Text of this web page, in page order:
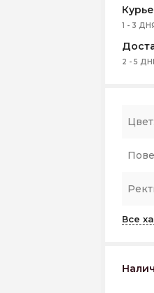
1 - 3
2 - 5
Цвет:
Все